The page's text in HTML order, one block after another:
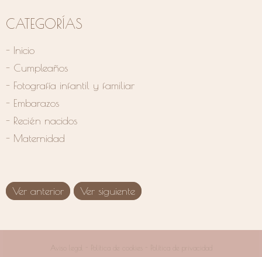
CATEGORÍAS
- Inicio
- Cumpleaños
- Fotografía infantil y familiar
- Embarazos
- Recién nacidos
- Maternidad
Ver anterior Ver siguiente